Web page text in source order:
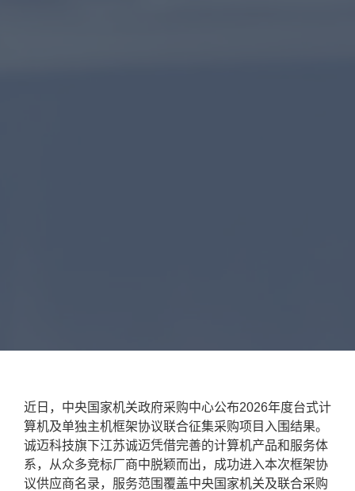
近日，中央国家机关政府采购中心公布2026年度台式计
算机及单独主机框架协议联合征集采购项目入围结果。
诚迈科技旗下江苏诚迈凭借完善的计算机产品和服务体
系，从众多竞标厂商中脱颖而出，成功进入本次框架协
议供应商名录，服务范围覆盖中央国家机关及联合采购